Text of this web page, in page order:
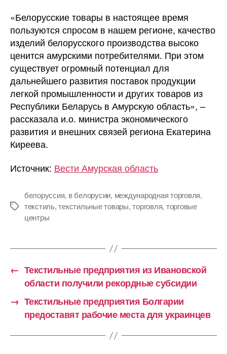
«Белорусские товары в настоящее время
пользуются спросом в нашем регионе, качество
изделий белорусского производства высоко
ценится амурскими потребителями. При этом
существует огромный потенциал для
дальнейшего развития поставок продукции
легкой промышленности и других товаров из
Республики Беларусь в Амурскую область», –
рассказала и.о. министра экономического
развития и внешних связей региона Екатерина
Киреева.
Источник: Вести Амурская область
Метки
белоруссия, в белорусии, международная торговля,
текстиль,текстильные товары,торговля, торговые
центры
← Текстильные предприятия из Ивановской
области получили рекордные субсидии
→ Текстильные предприятия Болгарии
предоставят рабочие места для украинцев